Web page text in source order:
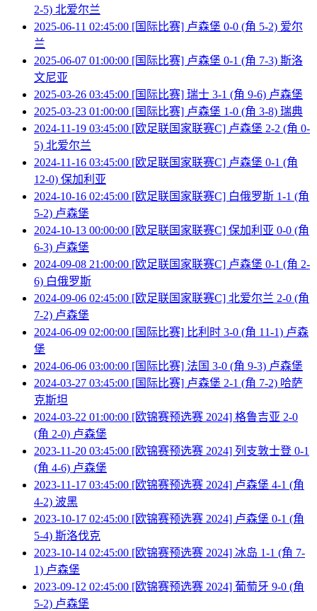
2-5) 北爱尔兰
2025-06-11 02:45:00 [国际比赛] 卢森堡 0-0 (角 5-2) 爱尔
兰
2025-06-07 01:00:00 [国际比赛] 卢森堡 0-1 (角 7-3) 斯洛
文尼亚
2025-03-26 03:45:00 [国际比赛] 瑞士 3-1 (角 9-6) 卢森堡
2025-03-23 01:00:00 [国际比赛] 卢森堡 1-0 (角 3-8) 瑞典
2024-11-19 03:45:00 [欧足联国家联赛C] 卢森堡 2-2 (角 0-
5) 北爱尔兰
2024-11-16 03:45:00 [欧足联国家联赛C] 卢森堡 0-1 (角
12-0) 保加利亚
2024-10-16 02:45:00 [欧足联国家联赛C] 白俄罗斯 1-1 (角
5-2) 卢森堡
2024-10-13 00:00:00 [欧足联国家联赛C] 保加利亚 0-0 (角
6-3) 卢森堡
2024-09-08 21:00:00 [欧足联国家联赛C] 卢森堡 0-1 (角 2-
6) 白俄罗斯
2024-09-06 02:45:00 [欧足联国家联赛C] 北爱尔兰 2-0 (角
7-2) 卢森堡
2024-06-09 02:00:00 [国际比赛] 比利时 3-0 (角 11-1) 卢森
堡
2024-06-06 03:00:00 [国际比赛] 法国 3-0 (角 9-3) 卢森堡
2024-03-27 03:45:00 [国际比赛] 卢森堡 2-1 (角 7-2) 哈萨
克斯坦
2024-03-22 01:00:00 [欧锦赛预选赛 2024] 格鲁吉亚 2-0
(角 2-0) 卢森堡
2023-11-20 03:45:00 [欧锦赛预选赛 2024] 列支敦士登 0-1
(角 4-6) 卢森堡
2023-11-17 03:45:00 [欧锦赛预选赛 2024] 卢森堡 4-1 (角
4-2) 波黑
2023-10-17 02:45:00 [欧锦赛预选赛 2024] 卢森堡 0-1 (角
5-4) 斯洛伐克
2023-10-14 02:45:00 [欧锦赛预选赛 2024] 冰岛 1-1 (角 7-
1) 卢森堡
2023-09-12 02:45:00 [欧锦赛预选赛 2024] 葡萄牙 9-0 (角
5-2) 卢森堡